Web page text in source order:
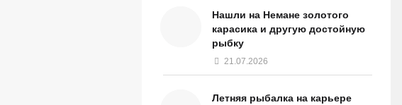
Нашли на Немане золотого
карасика и другую достойную
рыбку
21.07.2026
Летняя рыбалка на карьере